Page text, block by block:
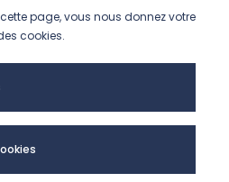
sur instagram
nous sur linkedin
nous sur
page, vous nous donnez votre
cookies.